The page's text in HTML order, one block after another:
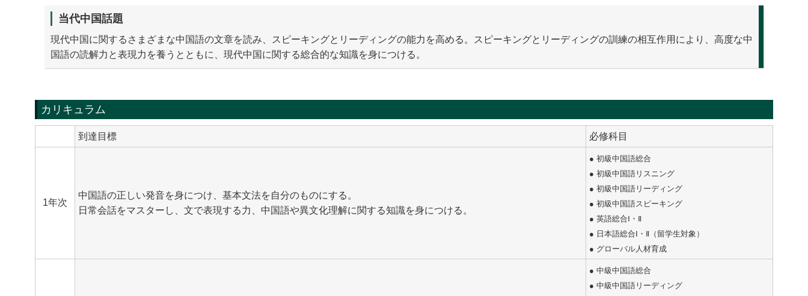
当代中国話題
現代中国に関するさまざまな中国語の文章を読み、スピーキングとリーディングの能力を高める。スピーキングとリーディングの訓練の相互作用により、高度な中
国語の読解力と表現力を養うとともに、現代中国に関する総合的な知識を身につける。
カリキュラム
到達目標 必修科目
1年次
中国語の正しい発音を身につけ、基本文法を自分のものにする。
日常会話をマスターし、文で表現する力、中国語や異文化理解に関する知識を身につける。
● 初級中国語総合
● 初級中国語リスニング
● 初級中国語リーディング
● 初級中国語スピーキング
● 英語総合Ⅰ・Ⅱ
● 日本語総合Ⅰ・Ⅱ（留学生対象）
● グローバル人材育成
● 中級中国語総合
● 中級中国語リーディング